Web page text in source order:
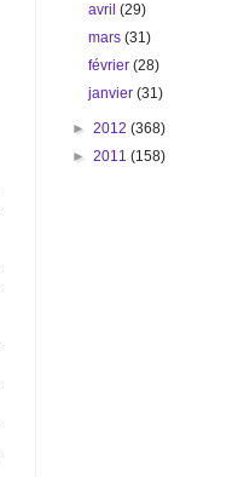
avril(29)
mars(31)
février(28)
janvier(31)
► 2012 (368)
► 2011 (158)